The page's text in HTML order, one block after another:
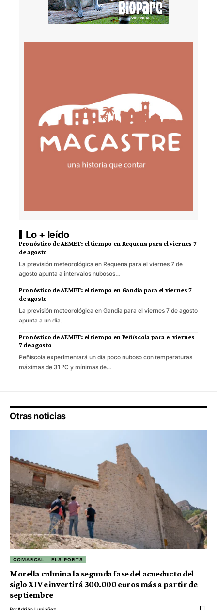
Lo + leído
Pronóstico de AEMET: el tiempo en Requena para el viernes 7
de agosto
La previsión meteorológica en Requena para el viernes 7 de
agosto apunta a intervalos nubosos…
Pronóstico de AEMET: el tiempo en Gandia para el viernes 7
de agosto
La previsión meteorológica en Gandia para el viernes 7 de agosto
apunta a un día…
Pronóstico de AEMET: el tiempo en Peñíscola para el viernes
7 de agosto
Peñíscola experimentará un día poco nuboso con temperaturas
máximas de 31 ºC y mínimas de…
Otras noticias
COMARCAL ELS PORTS
Morella culmina la segunda fase del acueducto del
siglo XIV e invertirá 300.000 euros más a partir de
septiembre